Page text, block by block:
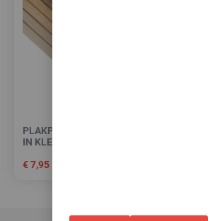
PLAKPLINT (BIJPASSEND
IN KLEUR)
€7,95